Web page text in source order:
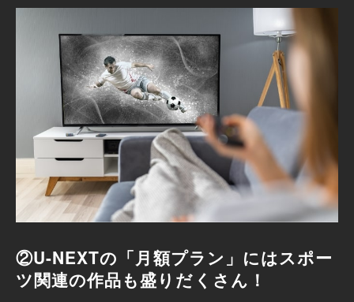
②U-NEXTの「月額プラン」にはスポー
ツ関連の作品も盛りだくさん！